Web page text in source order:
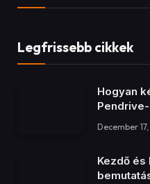
Legfrissebb cikkek
Hogyan
December
Kezdő és